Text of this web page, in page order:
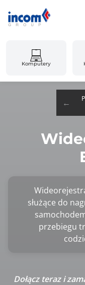
Komputery
służące do
przebiegu
Dołącz teraz i